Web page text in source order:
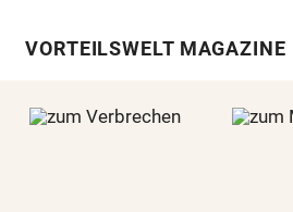
VORTEILSWELT MAGAZINE